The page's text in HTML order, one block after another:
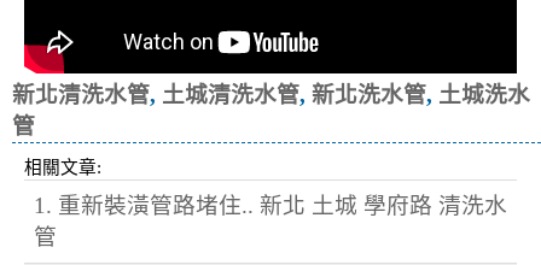
新北清洗水管, 土城清洗水管, 新北洗水管, 土城洗水
管
相關文章:
1. 重新裝潢管路堵住.. 新北 土城 學府路 清洗水
管